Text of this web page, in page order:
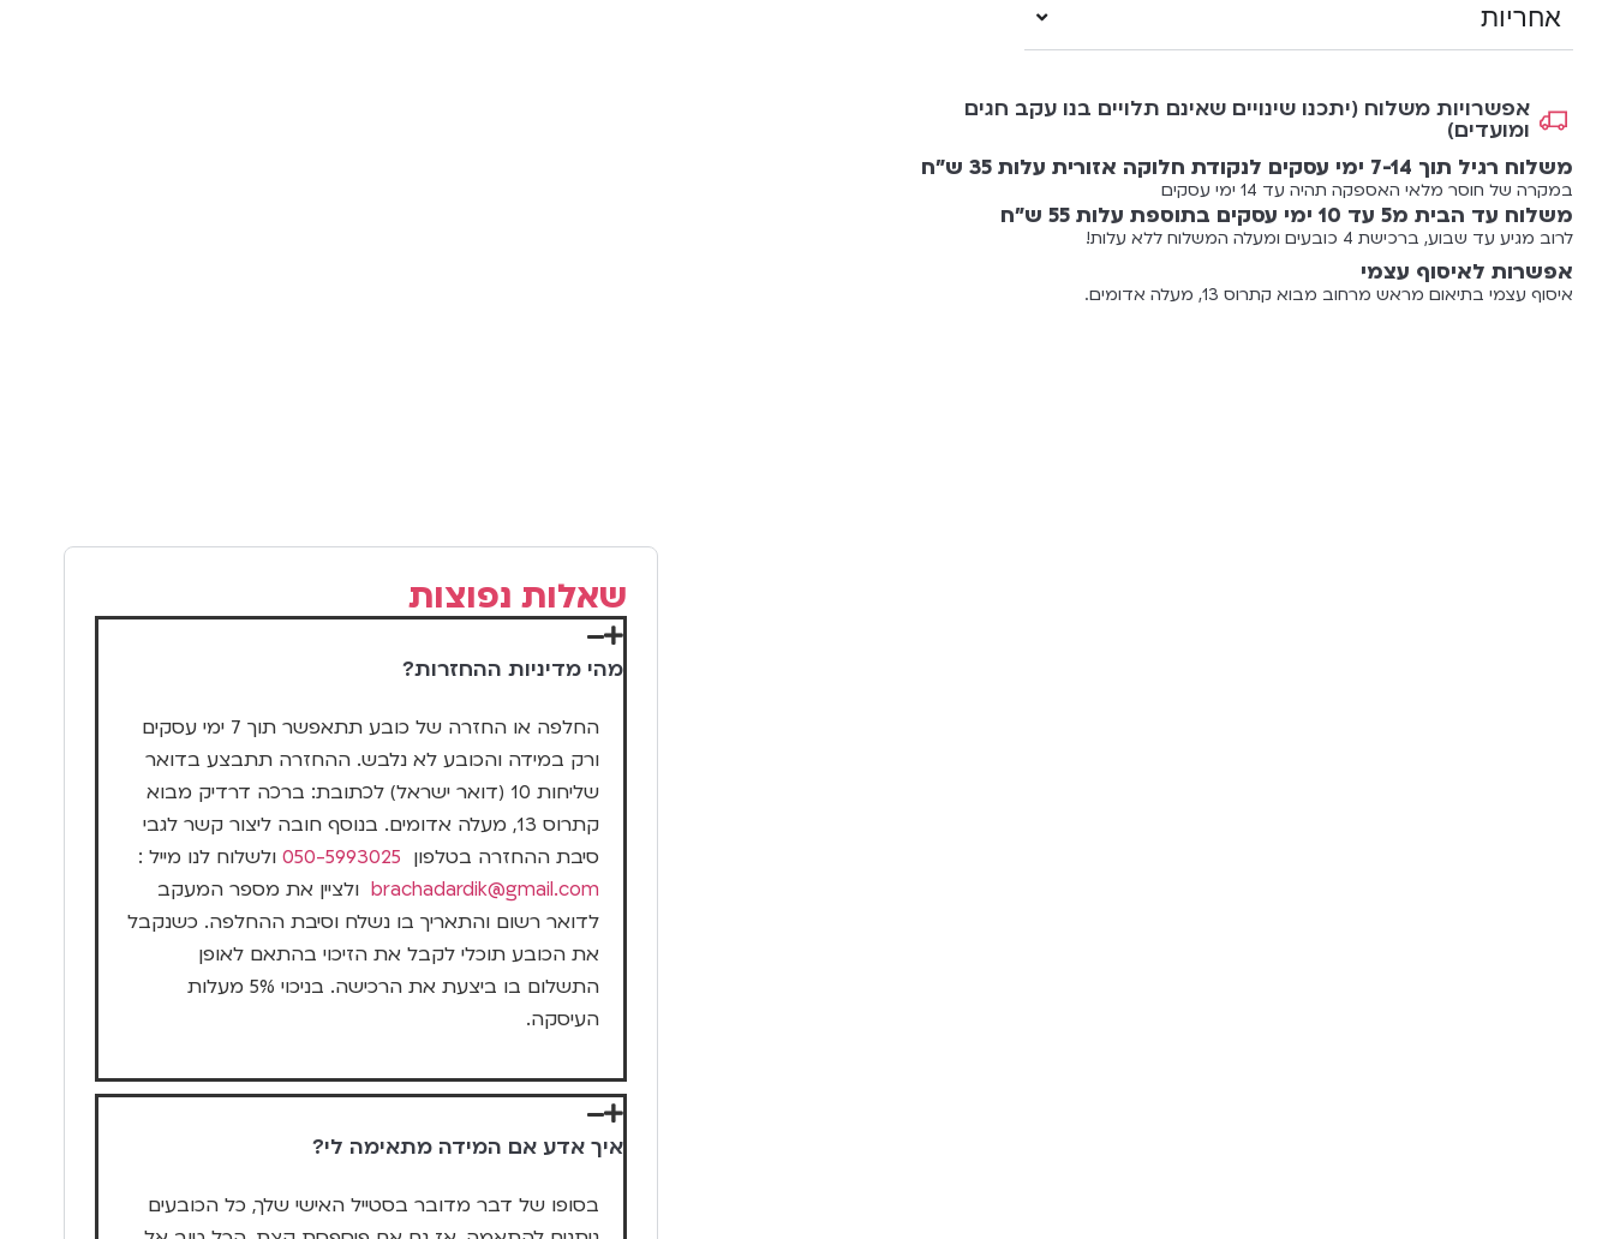
אחריות
אפשרויות משלוח (יתכנו שינויים שאינם תלויים בנו עקב חגים
ומועדים)
משלוח רגיל תוך 7-14 ימי עסקים לנקודת חלוקה אזורית עלות 35 ש"ח
במקרה של חוסר מלאי האספקה תהיה עד 14 ימי עסקים
משלוח עד הבית מ5 עד 10 ימי עסקים בתוספת עלות 55 ש"ח
לרוב מגיע עד שבוע, ברכישת 4 כובעים ומעלה המשלוח ללא עלות!
אפשרות לאיסוף עצמי
איסוף עצמי בתיאום מראש מרחוב מבוא קתרוס 13, מעלה אדומים.
שאלות נפוצות
מהי מדיניות ההחזרות?
החלפה או החזרה של כובע תתאפשר תוך 7 ימי עסקים
ורק במידה והכובע לא נלבש. ההחזרה תתבצע בדואר
שליחות 10 (דואר ישראל) לכתובת: ברכה דרדיק מבוא
קתרוס 13, מעלה אדומים. בנוסף חובה ליצור קשר לגבי
סיבת ההחזרה בטלפון 050-5993025 ולשלוח לנו מייל :
brachadardik@gmail.com ולציין את מספר המעקב
לדואר רשום והתאריך בו נשלח וסיבת ההחלפה. כשנקבל
את הכובע תוכלי לקבל את הזיכוי בהתאם לאופן
התשלום בו ביצעת את הרכישה. בניכוי 5% מעלות
העיסקה.
איך אדע אם המידה מתאימה לי?
בסופו של דבר מדובר בסטייל האישי שלך, כל הכובעים